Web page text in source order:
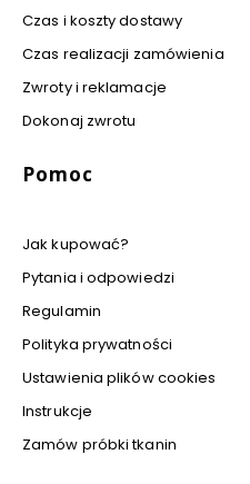
Czas i koszty dostawy
Czas realizacji zamówienia
Zwroty i reklamacje
Dokonaj zwrotu
Pomoc
Jak kupować?
Pytania i odpowiedzi
Regulamin
Polityka prywatności
Ustawienia plików cookies
Instrukcje
Zamów próbki tkanin